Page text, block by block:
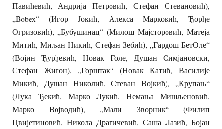
Павићевић, Андрија Петровић, Стефан Стевановић),
„Bobex“ (Игор Јокић, Алекса Марковић, Ђорђе
Огризовић), „Бубушинац“ (Милош Мајсторовић, Матеја
Митић, Миљан Никић, Стефан Зебић), „Гардош БетОле“
(Војин Ђурђевић, Новак Голе, Душан Симјановски,
Стефан Жигон), „Горштак“ (Новак Катић, Василије
Микић, Душан Николић, Стеван Војкић), „Крупањ“
(Лука Ђекић, Марко Лукић, Немања Мишљеновић,
Марко Војводић), „Мали Зворник“ (Филип
Цвијетиновић, Никола Драгичевић, Саша Лазић, Бојан